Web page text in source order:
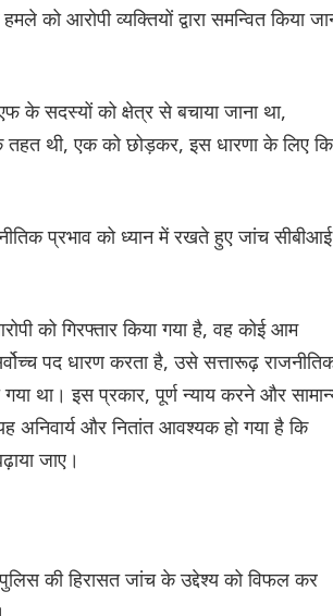
आरोपी व्यक्तियों द्वारा समन्वित किया
के सदस्यों को क्षेत्र से बचाया जाना था,
तहत थी, एक को छोड़कर, इस धारणा के लिए कि
प्रभाव को ध्यान में रखते हुए जांच सीबीआई
को गिरफ्तार किया गया है, वह कोई आम
पद धारण करता है, उसे सत्तारूढ़
था। इस प्रकार, पूर्ण न्याय करने और
और नितांत आवश्यक हो गया है कि
जाए।
की हिरासत जांच के उद्देश्य को विफल कर